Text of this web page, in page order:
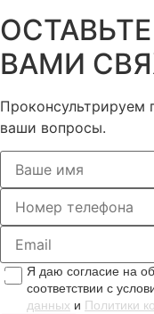
ВАМИ
Проконсультрируем
ваши вопросы.
Я даю согласие на
соответствии с
данных и Политики